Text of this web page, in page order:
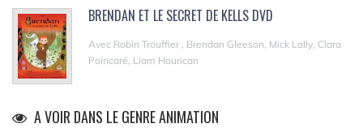
BRENDAN ET LE SECRET DE KELLS DVD
Avec Robin Trouffier , Brendan Gleeson, Mick Lally, Clara
Poincaré, Liam Hourican
A VOIR DANS LE GENRE ANIMATION